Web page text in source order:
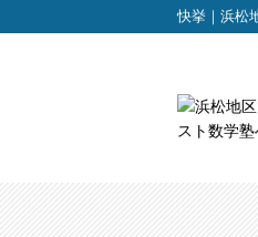
快挙｜浜松